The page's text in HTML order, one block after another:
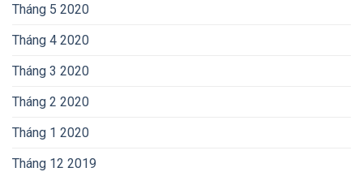
Tháng 5 2020
Tháng 4 2020
Tháng 3 2020
Tháng 2 2020
Tháng 1 2020
Tháng 12 2019